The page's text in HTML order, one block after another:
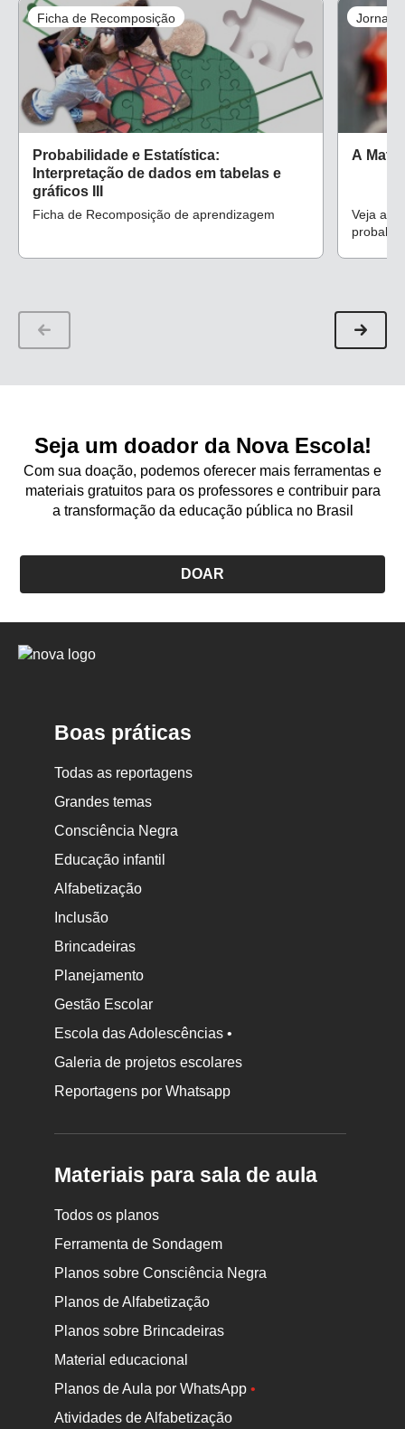
Ficha de Recomposição
Probabilidade e Estatística:
Interpretação de dados em tabelas e
gráficos III
Ficha de Recomposição de aprendizagem
A
Veja
Seja um doador da Nova Escola!
Com sua doação, podemos oferecer mais ferramentas e
materiais gratuitos para os professores e contribuir para
a transformação da educação pública no Brasil
DOAR
Logo
Boas práticas
Todas as reportagens
Grandes temas
Consciência Negra
Educação infantil
Alfabetização
Inclusão
Brincadeiras
Planejamento
Gestão Escolar
Escola das Adolescências •
Galeria de projetos escolares
Reportagens por Whatsapp
Materiais para sala de aula
Todos os planos
Ferramenta de Sondagem
Planos sobre Consciência Negra
Planos de Alfabetização
Planos sobre Brincadeiras
Material educacional
Planos de Aula por WhatsApp•
Atividades de Alfabetização